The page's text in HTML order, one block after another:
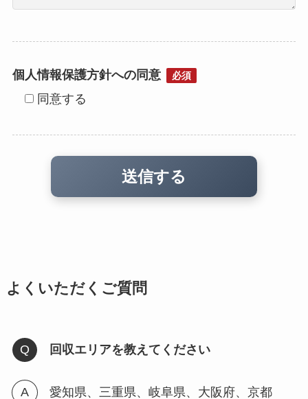
個人情報保護方針への同意 必須
同意する
よくいただくご質問
回収エリアを教えてください
愛知県、三重県、岐阜県、大阪府、京都